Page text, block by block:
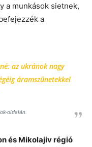
a munkások sietnek,
a
az ukránok nagy
áramszünetekkel
oldalán.
és Mikolajiv régió